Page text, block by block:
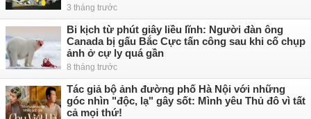
3 tháng trước
Bi kịch từ phút giây liều lĩnh: Người đàn ông
Canada bị gấu Bắc Cực tấn công sau khi cố chụp
ảnh ở cự ly quá gần
8 tháng trước
Tác giả bộ ảnh đường phố Hà Nội với những
góc nhìn "độc, lạ" gây sốt: Mình yêu Thủ đô vì tất
cả mọi thứ!